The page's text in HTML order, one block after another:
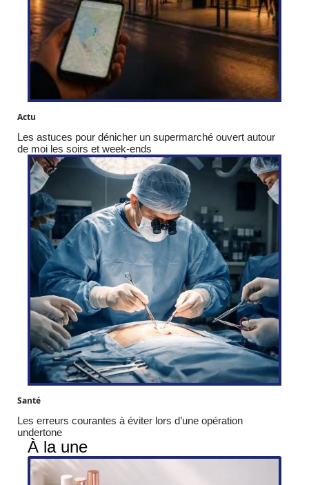
Actu
Les astuces pour dénicher un supermarché ouvert autour
de moi les soirs et week-ends
Santé
Les erreurs courantes à éviter lors d’une opération
undertone
À la une